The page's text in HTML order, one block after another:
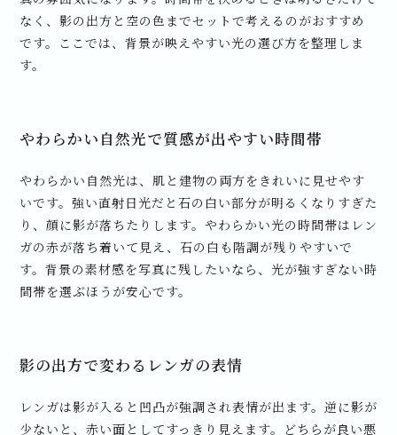
なく、影の出方と空の色までセットで考えるのがおすすめ
です。ここでは、背景が映えやすい光の選び方を整理しま
す。
やわらかい自然光で質感が出やすい時間帯
やわらかい自然光は、肌と建物の両方をきれいに見せやす
いです。強い直射日光だと石の白い部分が明るくなりすぎた
り、顔に影が落ちたりします。やわらかい光の時間帯はレン
ガの赤が落ち着いて見え、石の白も階調が残りやすいで
す。背景の素材感を写真に残したいなら、光が強すぎない時
間帯を選ぶほうが安心です。
影の出方で変わるレンガの表情
レンガは影が入ると凹凸が強調され表情が出ます。逆に影が
少ないと、赤い面としてすっきり見えます。どちらが良い悪